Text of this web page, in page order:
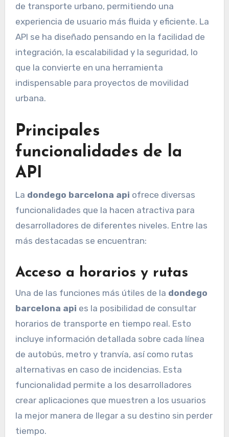
de transporte urbano, permitiendo una
experiencia de usuario más fluida y eficiente. La
API se ha diseñado pensando en la facilidad de
integración, la escalabilidad y la seguridad, lo
que la convierte en una herramienta
indispensable para proyectos de movilidad
urbana.
Principales
funcionalidades de la
API
La dondego barcelona api ofrece diversas
funcionalidades que la hacen atractiva para
desarrolladores de diferentes niveles. Entre las
más destacadas se encuentran:
Acceso a horarios y rutas
Una de las funciones más útiles de la dondego
barcelona api es la posibilidad de consultar
horarios de transporte en tiempo real. Esto
incluye información detallada sobre cada línea
de autobús, metro y tranvía, así como rutas
alternativas en caso de incidencias. Esta
funcionalidad permite a los desarrolladores
crear aplicaciones que muestren a los usuarios
la mejor manera de llegar a su destino sin perder
tiempo.